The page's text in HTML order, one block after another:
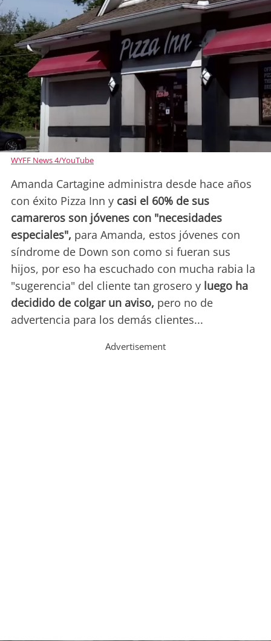
WYFF News 4/YouTube
Amanda Cartagine administra desde hace años
con éxito Pizza Inn y casi el 60% de sus
camareros son jóvenes con "necesidades
especiales", para Amanda, estos jóvenes con
síndrome de Down son como si fueran sus
hijos, por eso ha escuchado con mucha rabia la
"sugerencia" del cliente tan grosero y luego ha
decidido de colgar un aviso, pero no de
advertencia para los demás clientes...
Advertisement